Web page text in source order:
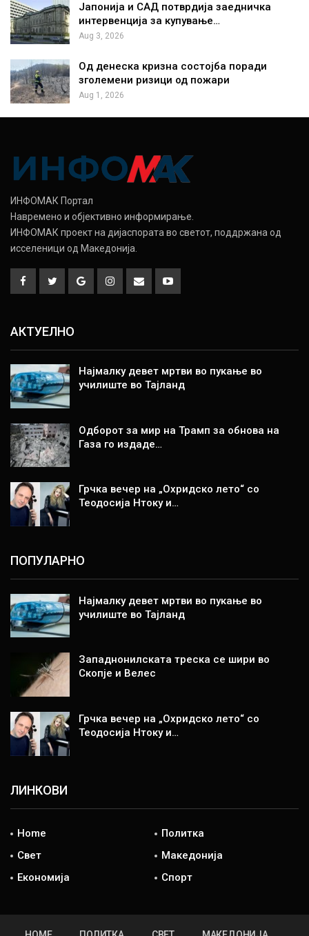
Јапонија и САД потврдија заедничка
интервенција за купување…
Aug 3, 2026
Од денеска кризна состојба поради
зголемени ризици од пожари
Aug 1, 2026
ИНФОМАК Портал
Навремено и објективно информирање.
ИНФОМАК проект на дијаспората во светот, поддржана од
исселеници од Македонија.
АКТУЕЛНО
Најмалку девет мртви во пукање во
училиште во Тајланд
Одборот за мир на Трамп за обнова на
Газа го издаде…
Грчка вечер на „Охридско лето“ со
Теодосија Нтоку и…
ПОПУЛАРНО
Најмалку девет мртви во пукање во
училиште во Тајланд
Западнонилската треска се шири во
Скопје и Велес
Грчка вечер на „Охридско лето“ со
Теодосија Нтоку и…
ЛИНКОВИ
Home
Политка
Свет
Македонија
Економија
Спорт